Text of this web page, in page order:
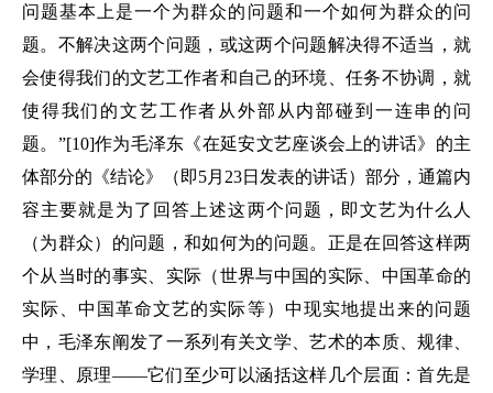
问题基本上是一个为群众的问题和一个如何为群众的问
题。不解决这两个问题，或这两个问题解决得不适当，就
会使得我们的文艺工作者和自己的环境、任务不协调，就
使得我们的文艺工作者从外部从内部碰到一连串的问
题。”[10]作为毛泽东《在延安文艺座谈会上的讲话》的主
体部分的《结论》（即5月23日发表的讲话）部分，通篇内
容主要就是为了回答上述这两个问题，即文艺为什么人
（为群众）的问题，和如何为的问题。正是在回答这样两
个从当时的事实、实际（世界与中国的实际、中国革命的
实际、中国革命文艺的实际等）中现实地提出来的问题
中，毛泽东阐发了一系列有关文学、艺术的本质、规律、
学理、原理——它们至少可以涵括这样几个层面：首先是